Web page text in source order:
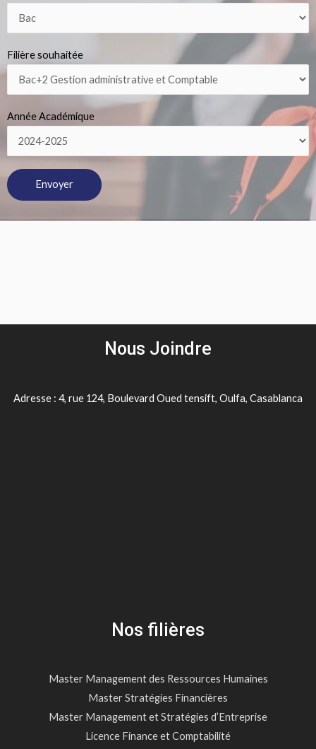
Filière souhaitée
Année Académique
Nous Joindre
Adresse : 4, rue 124, Boulevard Oued tensift, Oulfa, Casablanca
Nos filières
Master Management des Ressources Humaines
Master Stratégies Financières
Master Management et Stratégies d’Entreprise
Licence Finance et Comptabilité